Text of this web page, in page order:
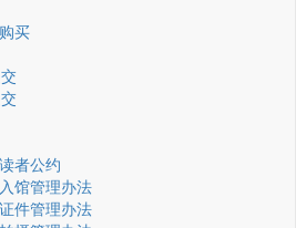
买
者公约
馆管理办法
件管理办法